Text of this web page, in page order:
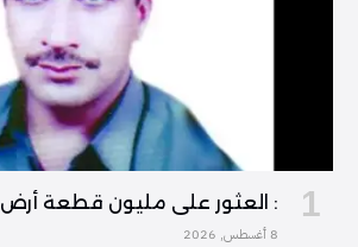
: العثور على مليون قطعة أرض
8 أغسطس, 2026